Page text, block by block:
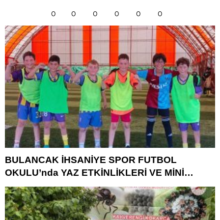
0 0 0 0 0 0
BULANCAK İHSANİYE SPOR FUTBOL
OKULU’nda YAZ ETKİNLİKLERİ VE MİNİ
TURNUVA HEYECANI